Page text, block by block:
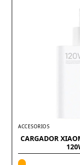
ACCESORIOS
CARGADOR